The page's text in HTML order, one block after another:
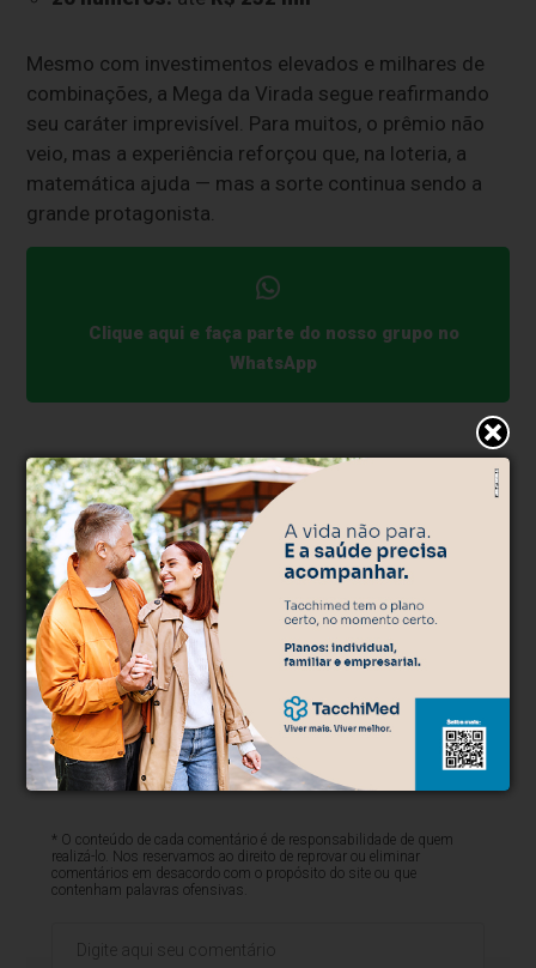
Mesmo com investimentos elevados e milhares de
combinações, a Mega da Virada segue reafirmando
seu caráter imprevisível. Para muitos, o prêmio não
veio, mas a experiência reforçou que, na loteria, a
matemática ajuda — mas a sorte continua sendo a
grande protagonista.
Clique aqui e faça parte do nosso grupo no
WhatsApp
* O conteúdo de cada comentário é de responsabilidade de quem
realizá-lo. Nos reservamos ao direito de reprovar ou eliminar
comentários em desacordo com o propósito do site ou que
contenham palavras ofensivas.